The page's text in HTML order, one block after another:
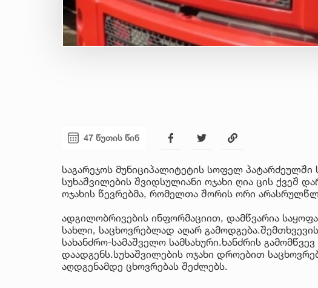
47 წუთის წინ
საგარეჯოს მუნიციპალიტეტის სოფელ
სუხაშვილების შვიდსულიანი ოჯახი ღია ცის ქვეშ
ოჯახის წევრებმა, რომელთა შორის ორი
ადგილობრივების ინფორმაციით, დამწვარია
სახლი, საცხოვრებლად აღარ
სახანძრო-სამაშველო სამსახური.ხანძრის გამომწვევ
დაადგენს.სუხაშვილების ოჯახი დროებით
აღდგენამდე ცხოვრებას შეძლებს.